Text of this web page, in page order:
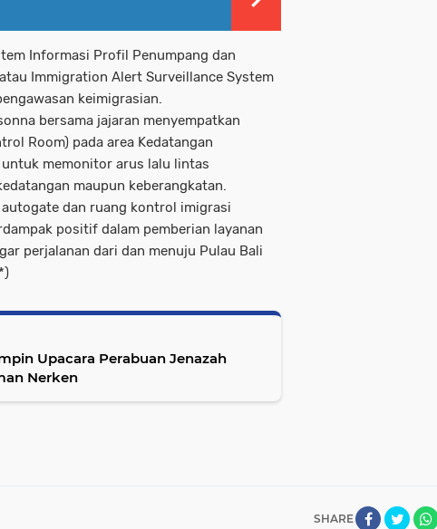
Informasi Profil Penumpang dan
Immigration Alert Surveillance System
keimigrasian.
bersama jajaran menyempatkan
Room) pada area Kedatangan
memonitor arus lalu lintas
maupun keberangkatan.
dan ruang kontrol imigrasi
positif dalam pemberian layanan
perjalanan dari dan menuju Pulau Bali
Upacara Perabuan Jenazah
Nerken
SHARE